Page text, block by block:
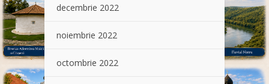
decembrie 2022
noiembrie 2022
octombrie 2022